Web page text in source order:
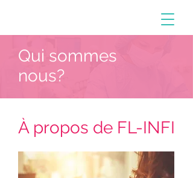
Qui sommes
nous?
À propos de FL-INFI